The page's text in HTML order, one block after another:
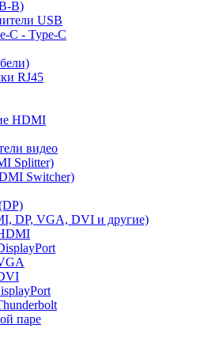
B)
USB
C - Type-C
RJ45
HDMI
видео
Splitter)
Switcher)
DP, VGA, DVI и другие)
паре